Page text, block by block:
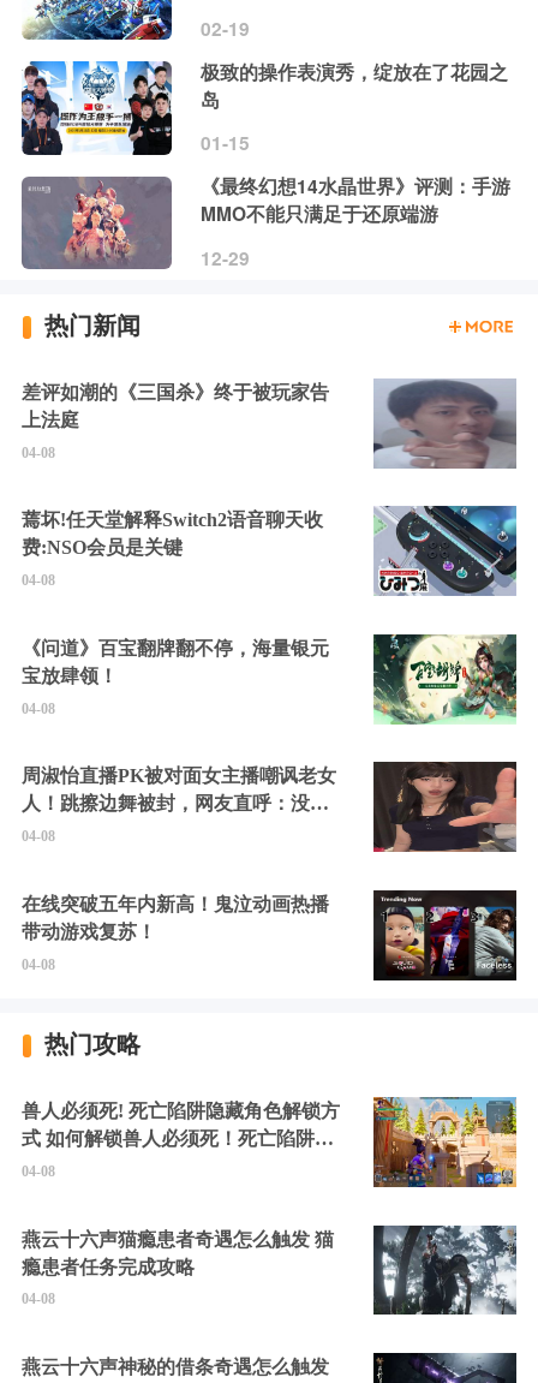
02-19
极致的操作表演秀，绽放在了花园之
岛
01-15
《最终幻想14水晶世界》评测：手游
MMO不能只满足于还原端游
12-29
热门新闻
差评如潮的《三国杀》终于被玩家告
上法庭
04-08
蔫坏!任天堂解释Switch2语音聊天收
费:NSO会员是关键
04-08
《问道》百宝翻牌翻不停，海量银元
宝放肆领！
04-08
周淑怡直播PK被对面女主播嘲讽老女
人！跳擦边舞被封，网友直呼：没边
硬擦封的好！
04-08
在线突破五年内新高！鬼泣动画热播
带动游戏复苏！
04-08
热门攻略
兽人必须死! 死亡陷阱隐藏角色解锁方
式 如何解锁兽人必须死！死亡陷阱中
的隐藏角色
04-08
燕云十六声猫瘾患者奇遇怎么触发 猫
瘾患者任务完成攻略
04-08
燕云十六声神秘的借条奇遇怎么触发